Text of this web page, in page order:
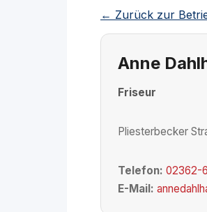
← Zurück zur
Anne
Friseur
Pliesterbecker
Telefon: 02362-
E-Mail: